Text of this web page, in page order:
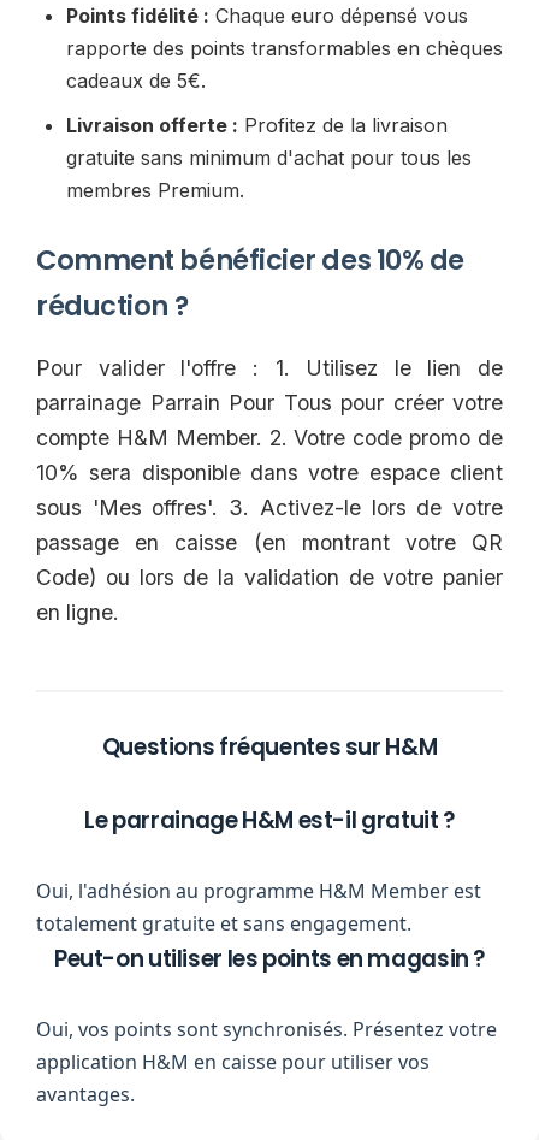
Points fidélité : Chaque euro dépensé vous
rapporte des points transformables en chèques
cadeaux de 5€.
Livraison offerte : Profitez de la livraison
gratuite sans minimum d'achat pour tous les
membres Premium.
Comment bénéficier des 10% de
réduction ?
Pour valider l'offre : 1. Utilisez le lien de
parrainage Parrain Pour Tous pour créer votre
compte H&M Member. 2. Votre code promo de
10% sera disponible dans votre espace client
sous 'Mes offres'. 3. Activez-le lors de votre
passage en caisse (en montrant votre QR
Code) ou lors de la validation de votre panier
en ligne.
Questions fréquentes sur H&M
Le parrainage H&M est-il gratuit ?
Oui, l'adhésion au programme H&M Member est
totalement gratuite et sans engagement.
Peut-on utiliser les points en magasin ?
Oui, vos points sont synchronisés. Présentez votre
application H&M en caisse pour utiliser vos
avantages.